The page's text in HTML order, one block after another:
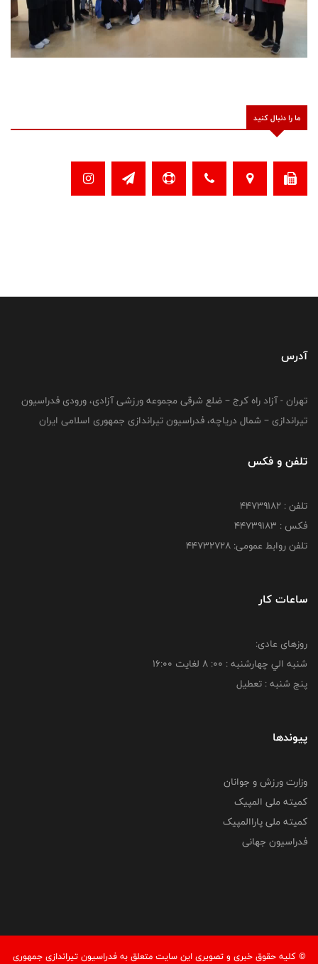
ما را دنبال کنید
آدرس
تهران - آزاد راه کرج – ضلع شرقی مجموعه ورزشی آزادی، ورودی فدراسیون
تیراندازی – شمال دریاچه، فدراسیون تیراندازی جمهوری اسلامی ایران
تلفن و فکس
تلفن : ۴۴۷۳۹۱۸۲
فکس : ۴۴۷۳۹۱۸3
تلفن روابط عمومی: ۴۴۷۳۲۷۲۸
ساعات کار
روزهای عادی:
شنبه الي چهارشنبه : 00: 8 لغايت 16:00
پنج شنبه : تعطیل
پیوندها
وزارت ورزش و جوانان
کمیته ملی المپیک
کمیته ملی پاراالمپیک
فدراسیون جهانی
© کليه حقوق خبری و تصويری اين سايت متعلق به فدراسیون تیراندازی جمهوری